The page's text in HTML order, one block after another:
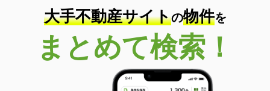
大手不動産サイトの物件を
まとめて検索！